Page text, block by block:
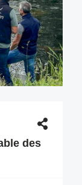
des